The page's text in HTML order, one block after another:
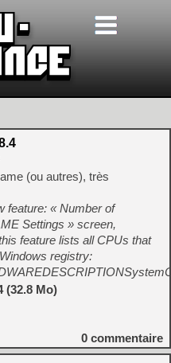
(ou autres), très
feature: « Number of
Settings » screen,
feature lists all CPUs that
registry:
(32.8 Mo)
0 commentaire